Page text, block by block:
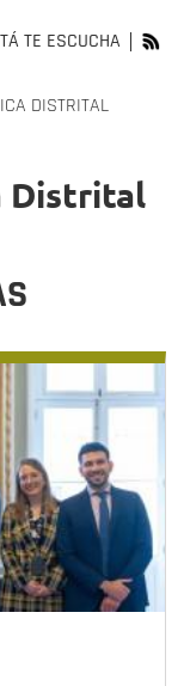
TE ESCUCHA
DISTRITAL
Distrital